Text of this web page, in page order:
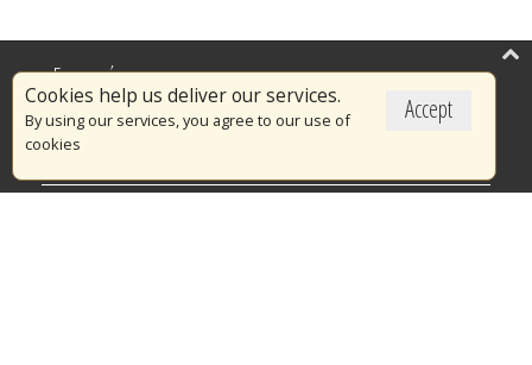
Accept
Cookies help us deliver our services.
By using our services, you agree to our use of
cookies
Επικαιρότητα
Το Πυροσβεστικό Σώμα